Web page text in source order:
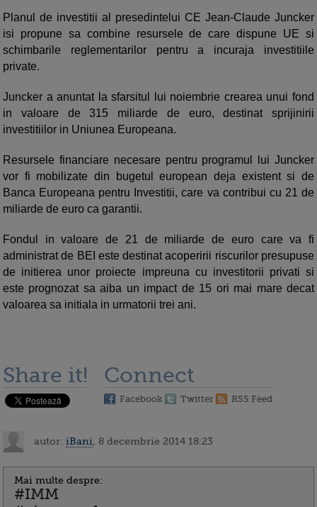
Planul de investitii al presedintelui CE Jean-Claude Juncker
isi propune sa combine resursele de care dispune UE si
schimbarile reglementarilor pentru a incuraja investitiile
private.
Juncker a anuntat la sfarsitul lui noiembrie crearea unui fond
in valoare de 315 miliarde de euro, destinat sprijinirii
investitiilor in Uniunea Europeana.
Resursele financiare necesare pentru programul lui Juncker
vor fi mobilizate din bugetul european deja existent si de
Banca Europeana pentru Investitii, care va contribui cu 21 de
miliarde de euro ca garantii.
Fondul in valoare de 21 de miliarde de euro care va fi
administrat de BEI este destinat acoperirii riscurilor presupuse
de initierea unor proiecte impreuna cu investitorii privati si
este prognozat sa aiba un impact de 15 ori mai mare decat
valoarea sa initiala in urmatorii trei ani.
Share it! Connect
Facebook Twitter RSS Feed
autor: iBani , 8 decembrie 2014 18:23
Mai multe despre:
#IMM